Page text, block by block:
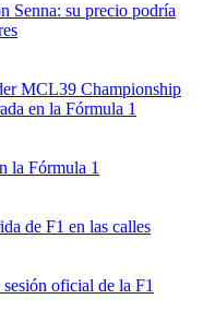
Senna: su precio podría
MCL39 Championship
en la Fórmula 1
la Fórmula 1
de F1 en las calles
oficial de la F1